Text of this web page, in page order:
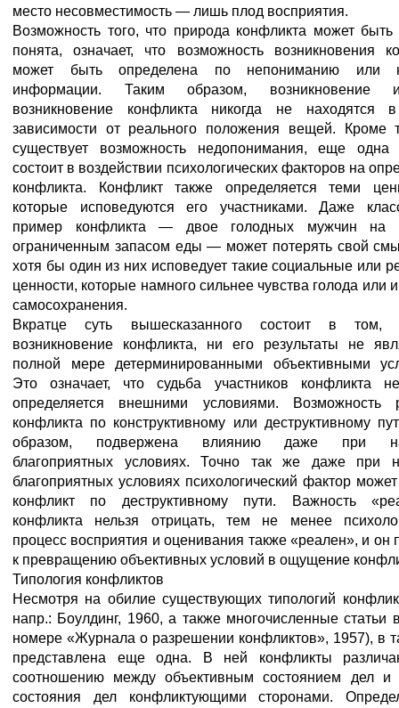
место несовместимость — лишь плод восприятия.
Возможность того, что природа конфликта может быть
понята, означает, что возможность возникновения
может быть определена по непониманию или
информации. Таким образом, возникновение
возникновение конфликта никогда не находятся
зависимости от реального положения вещей. Кроме
существует возможность недопонимания, еще одна
состоит в воздействии психологических факторов на
конфликта. Конфликт также определяется теми
которые исповедуются его участниками. Даже
пример конфликта — двое голодных мужчин на
ограниченным запасом еды — может потерять свой
хотя бы один из них исповедует такие социальные или
ценности, которые намного сильнее чувства голода или
самосохранения.
Вкратце суть вышесказанного состоит в
возникновение конфликта, ни его результаты не
полной мере детерминированными объективными
Это означает, что судьба участников конфликта
определяется внешними условиями. Возможность
конфликта по конструктивному или деструктивному
образом, подвержена влиянию даже при
благоприятных условиях. Точно так же даже при
благоприятных условиях психологический фактор
конфликт по деструктивному пути. Важность
конфликта нельзя отрицать, тем не менее
процесс восприятия и оценивания также «реален», и он
к превращению объективных условий в ощущение
Типология конфликтов
Несмотря на обилие существующих типологий
напр.: Боулдинг, 1960, а также многочисленные статьи
номере «Журнала о разрешении конфликтов», 1957), в
представлена еще одна. В ней конфликты
соотношению между объективным состоянием дел и
состояния дел конфликтующими сторонами.